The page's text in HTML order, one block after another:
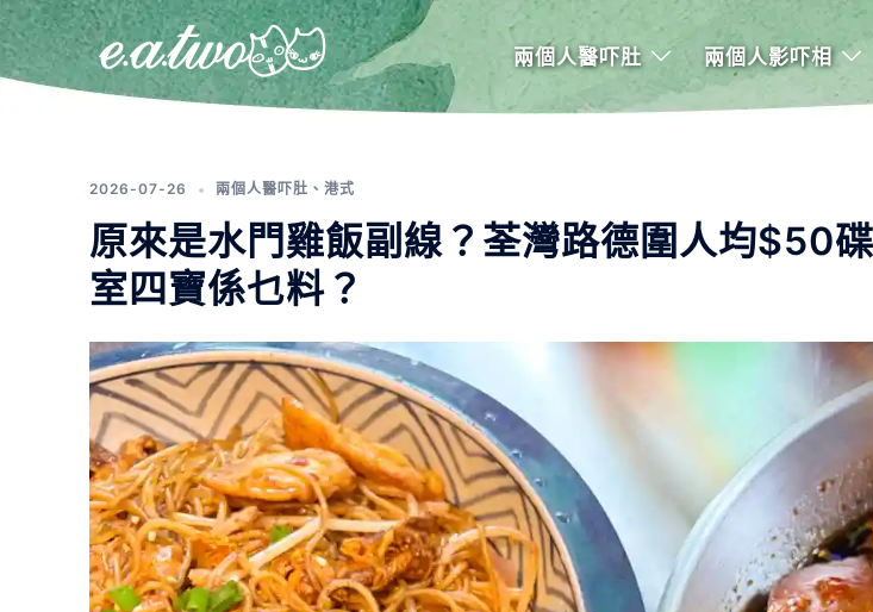
兩個人醫吓肚 兩個人影吓相
2026-07-26 兩個人醫吓肚 、 港式
原來是水門雞飯副線？荃灣路德圍人均$50
室四寶係乜料？